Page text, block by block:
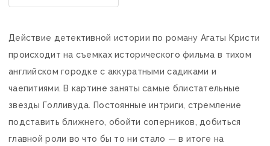
Действие детективной истории по роману Агаты Кристи
происходит на съемках исторического фильма в тихом
английском городке с аккуратными садиками и
чаепитиями. В картине заняты самые блистательные
звезды Голливуда. Постоянные интриги, стремление
подставить ближнего, обойти соперников, добиться
главной роли во что бы то ни стало — в итоге на